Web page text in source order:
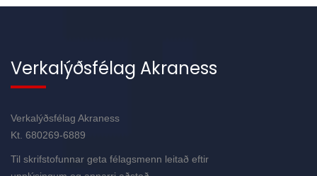
Verkalýðsfélag Akraness
Verkalýðsfélag Akraness
Kt. 680269-6889
Til skrifstofunnar geta félagsmenn leitað eftir